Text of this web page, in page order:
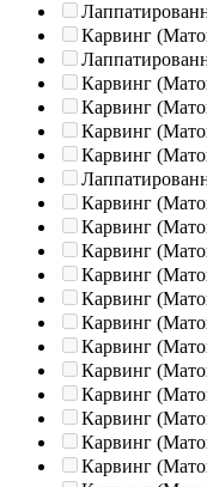
Карвинг
Карвинг
Карвинг
Карвинг
Карвинг
Карвинг
Карвинг
Карвинг
Карвинг
Карвинг
Карвинг
Карвинг
Карвинг
Карвинг
Карвинг
Карвинг
Карвинг